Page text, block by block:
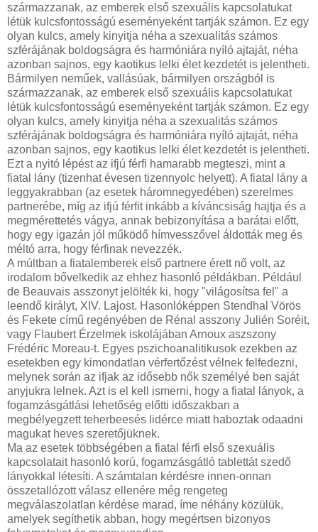
származzanak, az emberek első szexuális kapcsolatukat
létük kulcsfontosságú eseményeként tartják számon. Ez egy
olyan kulcs, amely kinyitja néha a szexualitás számos
szférájának boldogságra és har­móniára nyíló ajtaját, néha
azonban sajnos, egy kaotikus lelki élet kezdetét is jelentheti.
Bármilyen neműek, vallásúak, bármilyen országból is
származzanak, az emberek első szexuális kapcsolatukat
létük kulcsfontosságú eseményeként tartják számon. Ez egy
olyan kulcs, amely kinyitja néha a szexualitás számos
szférájának boldogságra és har­móniára nyíló ajtaját, néha
azonban sajnos, egy kaotikus lelki élet kezdetét is jelentheti.
Ezt a nyitó lépést az ifjú férfi hamarabb megteszi, mint a
fiatal lány (tizenhat évesen tizennyolc helyett). A fiatal lány a
leggyakrabban (az esetek háromnegyedében) szerel­mes
partnerébe, míg az ifjú férfit inkább a kíváncsiság hajtja és a
megmérettetés vágya, annak bebizonyítása a barátai előtt,
hogy egy igazán jól működő hímvesszővel áldották meg és
méltó arra, hogy férfinak nevezzék.
A múltban a fiatalemberek első partnere érett nő volt, az
irodalom bővelkedik az ehhez hasonló példákban. Például
de Beauvais asszonyt jelölték ki, hogy "világosítsa fel" a
leendő királyt, XIV. Lajost. Hasonlóképpen Stendhal Vörös
és Fekete című regényé­ben de Rénal asszony Julién Soréit,
vagy Flaubert Érzelmek iskolájában Arnoux aszszony
Frédéric Moreau-t. Egyes pszichoanalitikusok ezekben az
esetekben egy kimondatlan vérfertőzést vélnek felfedezni,
melynek során az ifjak az idősebb nők személyé­ ben saját
anyjukra lelnek. Azt is el kell ismerni, hogy a fiatal lányok, a
fogamzásgátlási lehetőség előtti időszakban a
megbélyegzett teherbeesés lidérce miatt haboztak odaadni
magukat heves szeretőjüknek.
Ma az esetek többségében a fiatal férfi első szexuális
kapcsolatait hasonló korú, fogamzásgátló tablettát szedő
lányokkal létesíti. A számtalan kérdésre innen-onnan
összetallózott válasz ellenére még rengeteg
megválaszolatlan kérdése marad, íme néhány közülük,
amelyek segíthetik abban, hogy megértsen bizonyos